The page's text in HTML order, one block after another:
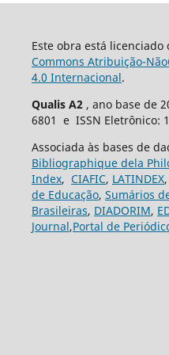
Este obra está licenciado
Commons Atribuição-
4.0 Internacional.
Qualis A2 , ano base de
6801 e ISSN Eletrônico:
Associada às bases de
Bibliographique dela
Index, CIAFIC, LATINDEX,
de Educação, Sumários
Brasileiras, DIADORIM,
Journal,Portal de